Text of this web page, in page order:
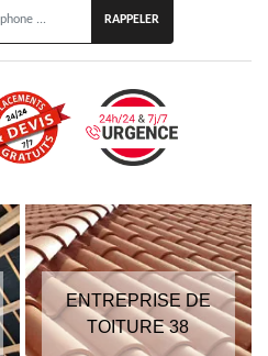
ENTREPRISE DE
TOITURE 38